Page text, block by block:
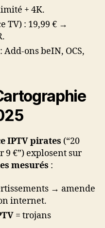
+ 4K.
TV) : 19,99 € →
: Add-ons beIN, OCS,
IPTV pirates (“20
9 €”) explosent sur
mesurés :
→ amende
internet.
= trojans